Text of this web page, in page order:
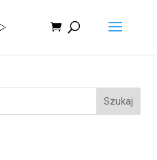
Szukaj